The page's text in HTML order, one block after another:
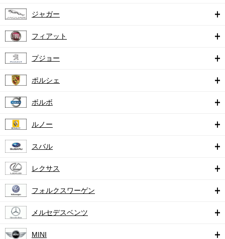
ジャガー
フィアット
プジョー
ポルシェ
ボルボ
ルノー
スバル
レクサス
フォルクスワーゲン
メルセデスベンツ
MINI